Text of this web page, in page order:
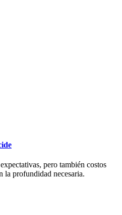
pero también costos
la profundidad necesaria.